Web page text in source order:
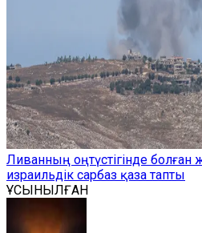
Ливанның оңтүстігінде болған
израильдік сарбаз қаза тапты
ҰСЫНЫЛҒАН